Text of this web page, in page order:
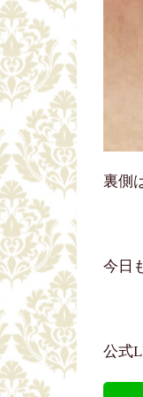
裏側
今日
公式